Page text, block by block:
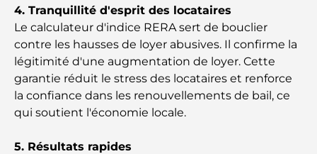
Le pays le plus cher du monde : un classement
mondial des coûts
Les meilleurs restaurants de steak à Dubaï : un
guide pour les amateurs de viande
A Brief Guide to Buying Property in Dubai (2025-
4. Tranquillité d'esprit des locataires
Le calculateur d'indice RERA sert de bouclier
contre les hausses de loyer abusives. Il confirme la
légitimité d'une augmentation de loyer. Cette
garantie réduit le stress des locataires et renforce
la confiance dans les renouvellements de bail, ce
qui soutient l'économie locale.
5. Résultats rapides